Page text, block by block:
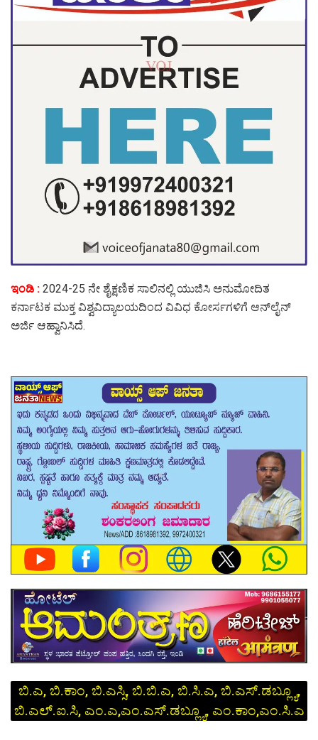
ಇಂಡಿ : 2024-25 ನೇ ಶೈಕ್ಷಣಿಕ ಸಾಲಿನಲ್ಲಿ ಯುಜಿಸಿ ಅನುಮೋದಿತ
ಕರ್ನಾಟಕ ಮುಕ್ತ ವಿಶ್ವವಿದ್ಯಾಲಯದಿಂದ ವಿವಿಧ ಕೋರ್ಸಗಳಿಗೆ ಆನ್‌ಲೈನ್
ಅರ್ಜಿ ಆಹ್ವಾನಿಸಿದೆ.
ಬಿ.ಎ, ಬಿ.ಕಾಂ, ಬಿ.ಎಸ್ಸಿ, ಬಿ.ಬಿ.ಎ, ಬಿ.ಸಿ.ಎ, ಬಿ.ಎಸ್.ಡಬ್ಲ್ಯೂ,
ಬಿ.ಎಲ್.ಐ.ಸಿ, ಎಂ.ಎ,ಎಂ.ಎಸ್.ಡಬ್ಲ್ಯೂ, ಎಂ.ಕಾಂ,ಎಂ.ಸಿ.ಎ